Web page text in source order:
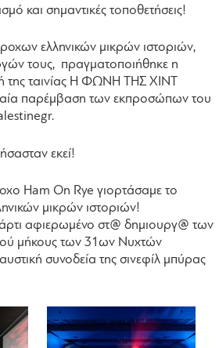
και σημαντικές τοποθετήσεις!
ελληνικών μικρών ιστοριών,
τους, πραγματοποιήθηκε η
της ταινίας Η ΦΩΝΗ ΤΗΣ ΧΙΝΤ
παρέμβαση των εκπροσώπων του
εκεί!
Ham On Rye γιορτάσαμε το
μικρών ιστοριών!
αφιερωμένο στ@ δημιουργ@ των
μήκους των 31ων Νυχτών
συνοδεία της σινεφίλ μπύρας